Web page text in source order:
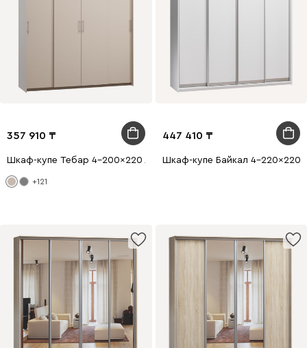
357 910
Шкаф-купе Тебар 4-200x220 Латте без зеркал
+121
447 410
Шкаф-купе Байкал 4-220x220